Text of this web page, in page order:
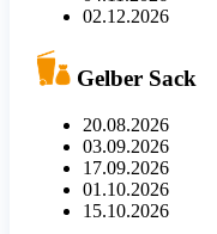
02.12.2026
Gelber Sack
20.08.2026
03.09.2026
17.09.2026
01.10.2026
15.10.2026